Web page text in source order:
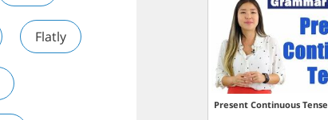
Flatly
Present Continuous Tense